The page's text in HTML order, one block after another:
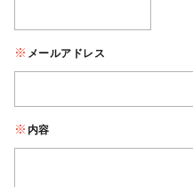
メールアドレス
内容